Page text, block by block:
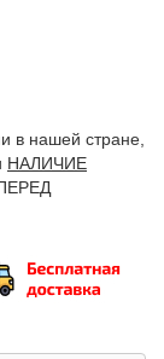
в нашей стране,
НАЛИЧИЕ